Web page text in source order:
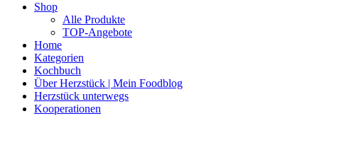
Shop
Alle Produkte
TOP-Angebote
Home
Kategorien
Kochbuch
Über Herzstück | Mein Foodblog
Herzstück unterwegs
Kooperationen